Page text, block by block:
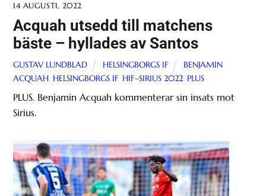
14 AUGUSTI, 2022
Acquah utsedd till matchens
bäste – hyllades av Santos
GUSTAV LUNDBLAD HELSINGBORGS IF
BENJAMIN
ACQUAH, HELSINGBORGS IF, HIF–SIRIUS 2022, PLUS
PLUS. Benjamin Acquah kommenterar sin insats mot
Sirius.